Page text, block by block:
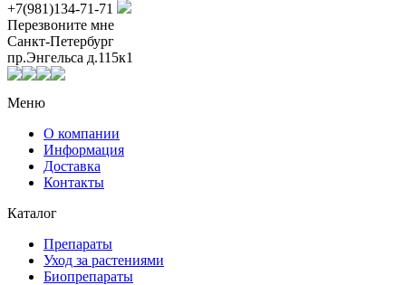
+7(981)134-71-71
Перезвоните мне
Санкт-Петербург
пр.Энгельса д.115к1
Меню
О компании
Информация
Доставка
Контакты
Каталог
Препараты
Уход за растениями
Биопрепараты